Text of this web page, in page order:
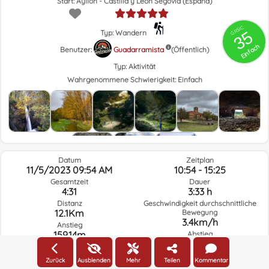
GRSIC
35
Einfach
Typ: Wandern
Benutzer:
Guadarramista
(Öffentlich)
Typ: Aktivität
Wahrgenommene Schwierigkeit: Einfach
Datum
11/5/2023 09:54 AM
Gesamtzeit
4:31
Distanz
12.1Km
Anstieg
159.14m
Zeitplan
10:54 - 15:25
Dauer
3:33 h
Geschwindigkeit durchschnittliche
Bewegung
3.4km/h
Abstieg
158.11m
Zurück Ausblenden Mehr Teilen Kommentar